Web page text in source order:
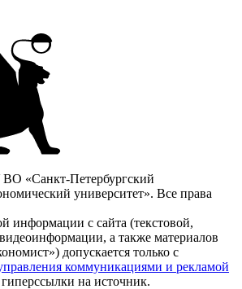
«Санкт-Петербургский
университет». Все права
информации с сайта (текстовой,
а также материалов
допускается только с
коммуникациями и рекламой
на источник.